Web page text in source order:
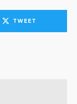
TWEET